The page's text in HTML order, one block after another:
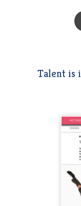
Talent is